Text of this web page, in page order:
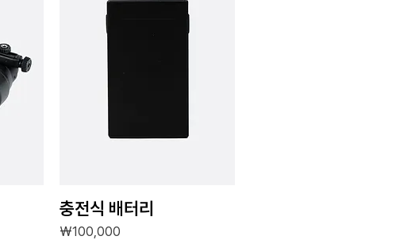
충전식 배터리
가격
₩100,000